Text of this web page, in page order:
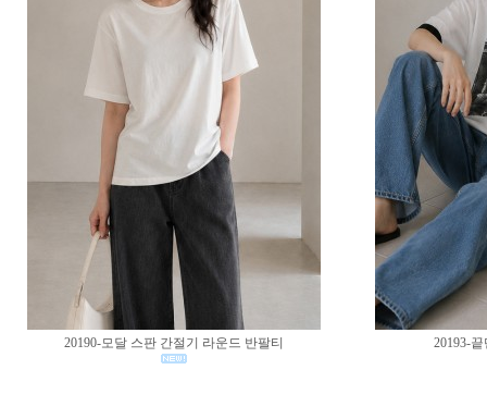
20190-모달 스판 간절기 라운드 반팔티 20193-